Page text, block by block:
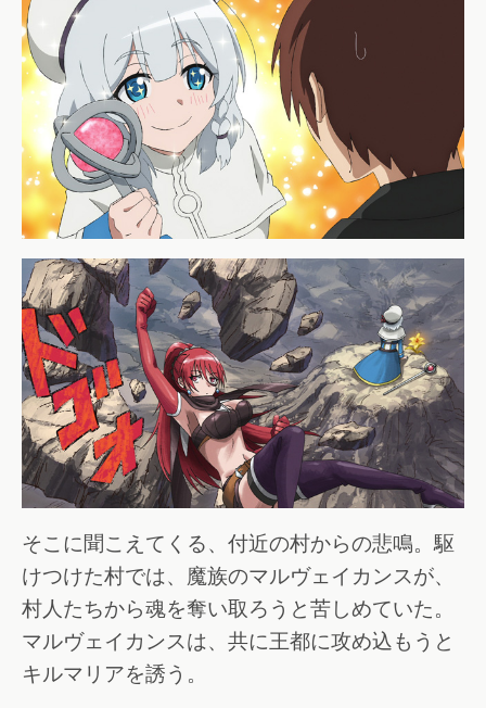
そこに聞こえてくる、付近の村からの悲鳴。駆
けつけた村では、魔族のマルヴェイカンスが、
村人たちから魂を奪い取ろうと苦しめていた。
マルヴェイカンスは、共に王都に攻め込もうと
キルマリアを誘う。